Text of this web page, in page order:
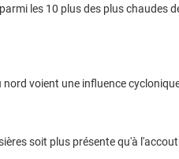
les 10 plus des plus chaudes
voient une influence
soit plus présente qu'à